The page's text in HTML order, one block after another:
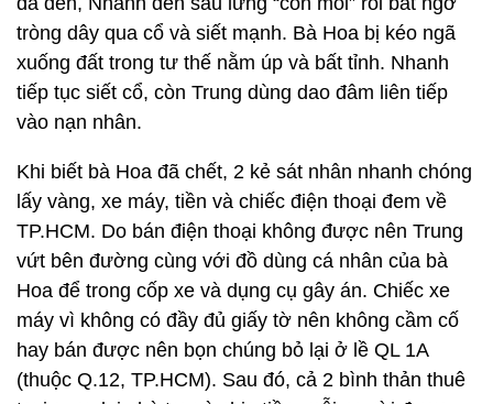
tròng dây qua cổ và siết mạnh. Bà Hoa bị kéo ngã
xuống đất trong tư thế nằm úp và bất tỉnh. Nhanh
tiếp tục siết cổ, còn Trung dùng dao đâm liên tiếp
vào nạn nhân.
Khi biết bà Hoa đã chết, 2 kẻ sát nhân nhanh chóng
lấy vàng, xe máy, tiền và chiếc điện thoại đem về
TP.HCM. Do bán điện thoại không được nên Trung
vứt bên đường cùng với đồ dùng cá nhân của bà
Hoa để trong cốp xe và dụng cụ gây án. Chiếc xe
máy vì không có đầy đủ giấy tờ nên không cầm cố
hay bán được nên bọn chúng bỏ lại ở lề QL 1A
(thuộc Q.12, TP.HCM). Sau đó, cả 2 bình thản thuê